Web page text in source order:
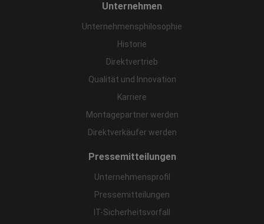
Unternehmen
Unternehmensphilosophie
Historie
Direktvertrieb
Qualität und Innovation
Karriere
Montagepartner werden
Direktverkäufer werden
Pressemitteilungen
Unternehmensprofil
Pressemitteilungen
IT-Sicherheitsvorfall